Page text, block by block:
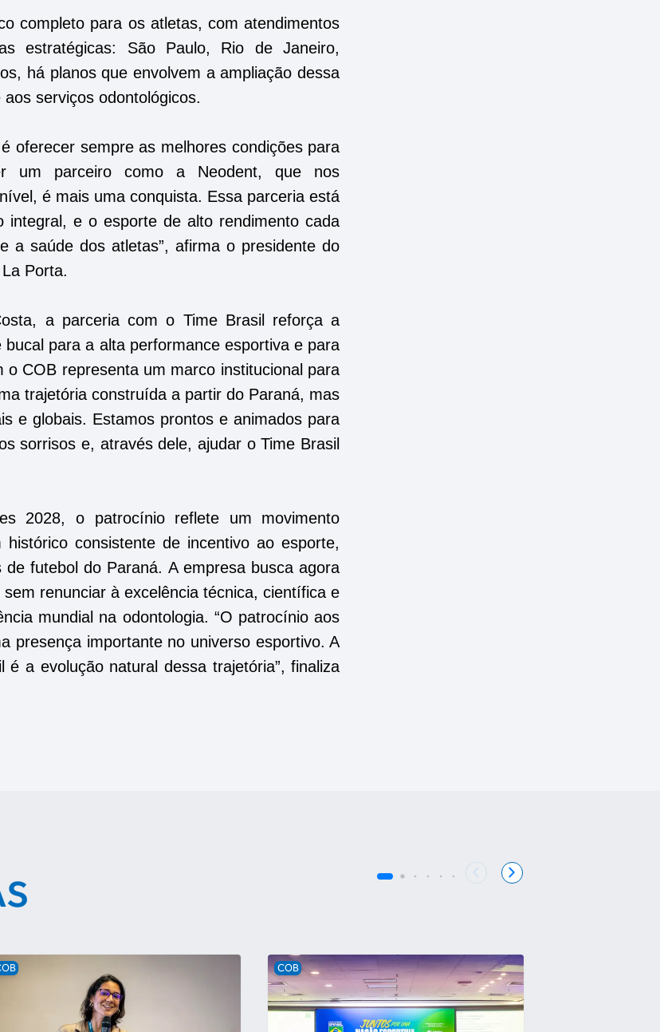
completo para os atletas, com atendimentos
estratégicas: São Paulo, Rio de Janeiro,
há planos que envolvem a ampliação dessa
serviços odontológicos.
oferecer sempre as melhores condições para
um parceiro como a Neodent, que nos
é mais uma conquista. Essa parceria está
integral, e o esporte de alto rendimento cada
a saúde dos atletas”, afirma o presidente do
Porta.
a parceria com o Time Brasil reforça a
para a alta performance esportiva e para
o COB representa um marco institucional para
trajetória construída a partir do Paraná, mas
e globais. Estamos prontos e animados para
sorrisos e, através dele, ajudar o Time Brasil
2028, o patrocínio reflete um movimento
consistente de incentivo ao esporte,
futebol do Paraná. A empresa busca agora
renunciar à excelência técnica, científica e
mundial na odontologia. “O patrocínio aos
presença importante no universo esportivo. A
a evolução natural dessa trajetória”, finaliza
COB